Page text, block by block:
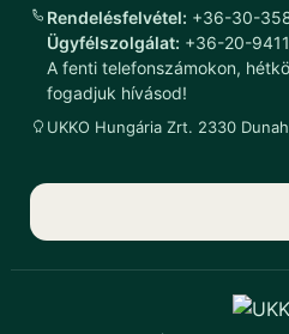
Rendelésfelvétel: +36-30-
Ügyfélszolgálat: +36-20-
A fenti telefonszámokon,
fogadjuk hívásod!
UKKO Hungária Zrt. 2330